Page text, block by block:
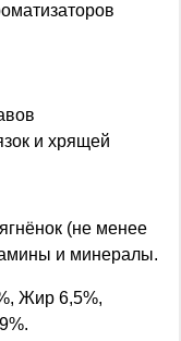
и хрящей
(не менее
и минералы.
Жир 6,5%,